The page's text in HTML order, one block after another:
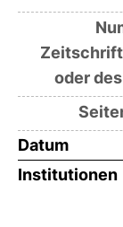
oder
Datum
Institutionen